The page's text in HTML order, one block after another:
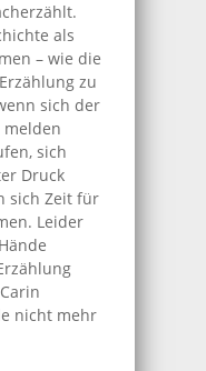
als
– wie die
zu
sich der
melden
sich
Druck
sich Zeit für
Leider
nicht mehr